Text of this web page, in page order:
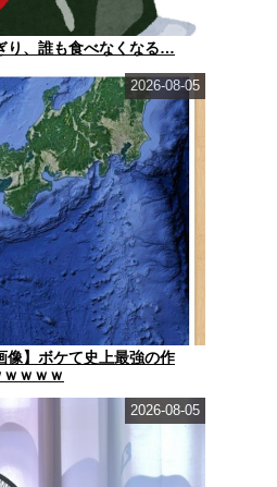
り、誰も食べなくなる…
像】ボケて史上最強の作
ｗｗｗ
2026-08-05
2026-08-05